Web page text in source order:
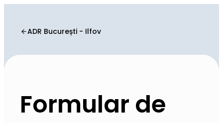
ADR București - Ilfov
Formular de